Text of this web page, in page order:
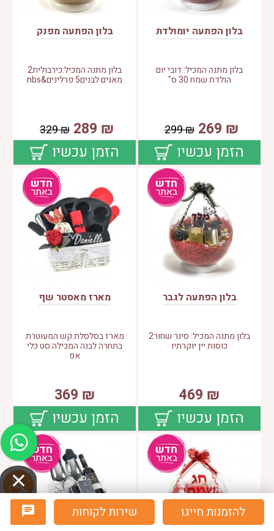
להזמנות חייגו שירות לקוחות
בלון הפתעה יומולדת
בלון מתנה המכיל: דובי יום
הולדת שמח 30 ס"
₪
269
₪
299
הזמן עכשיו
בלון הפתעה מפנק
בלון מתנה המכיל:כירבולית2
מאגים לבנים5 פרלינים&nbs
₪
289
₪
329
הזמן עכשיו
בלון הפתעה לגבר
בלון מתנה המכיל: סינר שחור2
כוסות יין יוקרתיו
₪
469
הזמן עכשיו
מארז מאסטר שף
מארז בסלסלת קש המעוטרת
בתחרה לבנה המכילה:סט כלי
אפ
₪
369
הזמן עכשיו